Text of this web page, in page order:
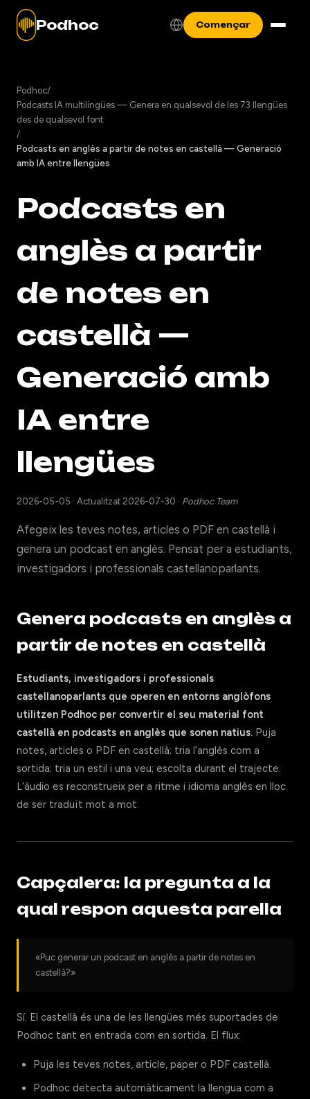
Podhoc Començar
Podhoc/
Podcasts IA multilingües — Genera en qualsevol de les 73 llengües
des de qualsevol font
/
Podcasts en anglès a partir de notes en castellà — Generació
amb IA entre llengües
Podcasts en
anglès a partir
de notes en
castellà —
Generació amb
IA entre
llengües
2026-05-05 · Actualitzat 2026-07-30 · Podhoc Team
Afegeix les teves notes, articles o PDF en castellà i
genera un podcast en anglès. Pensat per a estudiants,
investigadors i professionals castellanoparlants.
Genera podcasts en anglès a
partir de notes en castellà
Estudiants, investigadors i professionals
castellanoparlants que operen en entorns anglòfons
utilitzen Podhoc per convertir el seu material font
castellà en podcasts en anglès que sonen natius. Puja
notes, articles o PDF en castellà; tria l’anglès com a
sortida; tria un estil i una veu; escolta durant el trajecte.
L’àudio es reconstrueix per a ritme i idioma anglès en lloc
de ser traduït mot a mot.
Capçalera: la pregunta a la
qual respon aquesta parella
«Puc generar un podcast en anglès a partir de notes en
castellà?»
Sí. El castellà és una de les llengües més suportades de
Podhoc tant en entrada com en sortida. El flux:
Puja les teves notes, article, paper o PDF castellà.
Podhoc detecta automàticament la llengua com a